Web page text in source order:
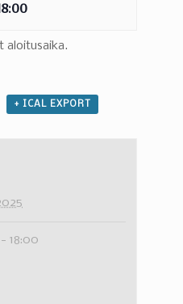
aloitusaika.
+ ICAL EXPORT
18:00